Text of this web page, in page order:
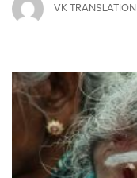
VK TRANSLATION